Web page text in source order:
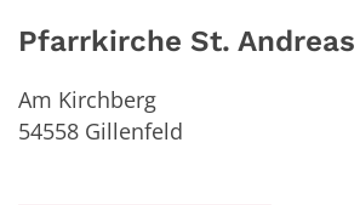
Pfarrkirche St. Andreas
Am Kirchberg
54558 Gillenfeld